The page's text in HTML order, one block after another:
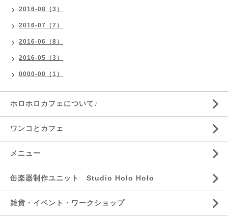
2016-08（3）
2016-07（7）
2016-06（8）
2016-05（3）
0000-00（1）
ホロホロカフェについて♪
ワンコとカフェ
メニュー
缶楽器制作ユニット Studio Holo Holo
雑貨・イベント・ワークショップ